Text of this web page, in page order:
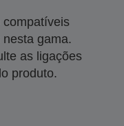
compatíveis
gama.
as ligações
produto.